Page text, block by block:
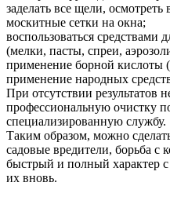
заделать все щели,
москитные сетки на окна;
воспользоваться средствами
(мелки, пасты, спреи,
применение борной кислоты
применение народных
При отсутствии результатов
профессиональную очистку
специализированную службу.
Таким образом, можно
садовые вредители, борьба с
быстрый и полный характер
их вновь.